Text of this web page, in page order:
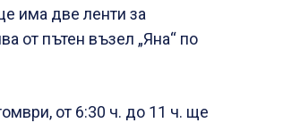
има две ленти за
от пътен възел „Яна“ по
от 6:30 ч. до 11 ч. ще